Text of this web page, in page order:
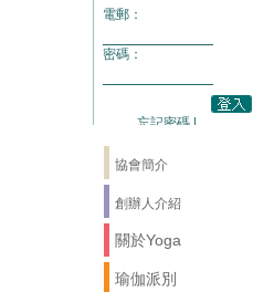
協會簡介
創辦人介紹
關於Yoga
瑜伽派別